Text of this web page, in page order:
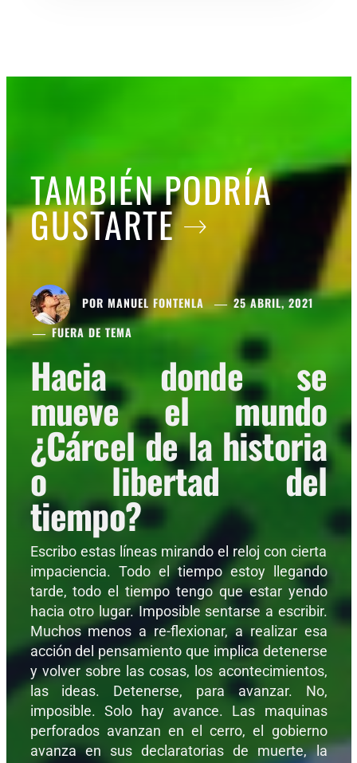
TAMBIÉN PODRÍA
GUSTARTE
POR MANUEL FONTENLA
25 ABRIL, 2021
FUERA DE TEMA
Hacia donde se
mueve el mundo
¿Cárcel de la historia
o libertad del
tiempo?
Escribo estas líneas mirando el reloj con cierta
impaciencia. Todo el tiempo estoy llegando
tarde, todo el tiempo tengo que estar yendo
hacia otro lugar. Imposible sentarse a escribir.
Muchos menos a re-flexionar, a realizar esa
acción del pensamiento que implica detenerse
y volver sobre las cosas, los acontecimientos,
las ideas. Detenerse, para avanzar. No,
imposible. Solo hay avance. Las maquinas
perforados avanzan en el cerro, el gobierno
avanza en sus declaratorias de muerte, la